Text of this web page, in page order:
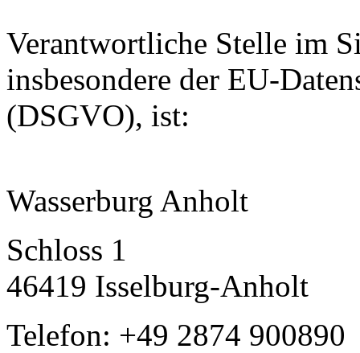
Verantwortliche Stelle im
insbesondere der EU-
(DSGVO), ist:
Wasserburg Anholt
Schloss 1
46419 Isselburg-Anholt
Telefon: +49 2874 900890